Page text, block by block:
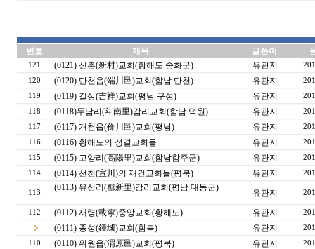
번호 제목 글쓴이
121 (0121) 신촌(新村)교회(황해도 송화군) 유관지
120
(0120) 단천읍(端川邑)교회(함남 단천) 유관지
119
(0119) 길상(吉祥)교회(평남 구성) 유관지
118
(0118)두남리(斗南里)감리교회(함남 덕원) 유관지
117
(0117) 개천읍(价川邑)교회(평남) 유관지
116
(0116) 황해도의 성결교회들 유관지
115
(0115) 고양리(高陽里)교회(함남함주군) 유관지
114
(0114) 선천(宣川)의 재건교회들(평북) 유관지
113
(0113) 유신리(柳新里)감리교회(평남 대동군)
유관지
112 (0112) 재령(載寧)중앙교회(황해도) 유관지
(0111) 종성(鍾城)교회(함북) 유관지
110
(0110) 위원읍(渭原邑)교회(평북) 유관지